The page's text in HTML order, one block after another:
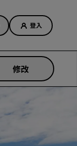
登入
修改